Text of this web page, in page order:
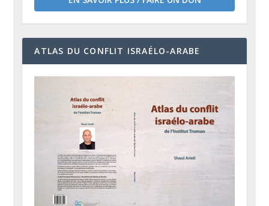
ATLAS DU CONFLIT ISRAÉLO-ARABE